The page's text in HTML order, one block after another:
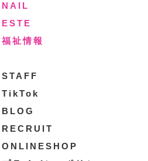
NAIL
ESTE
福祉情報
STAFF
TikTok
BLOG
RECRUIT
ONLINESHOP